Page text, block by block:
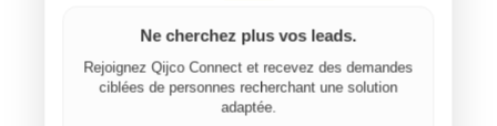
Ne cherchez plus vos leads.
Rejoignez Qijco Connect et recevez des demandes
ciblées de personnes recherchant une solution
adaptée.